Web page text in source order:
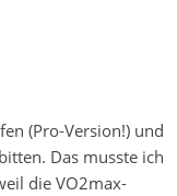
(Pro-Version!) und
Das musste ich
die VO2max-